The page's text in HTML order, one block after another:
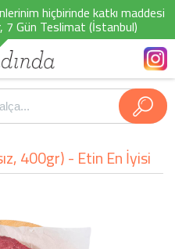
hiçbirinde katkı maddesi
Gün Teslimat (İstanbul)
400gr) - Etin En İyisi